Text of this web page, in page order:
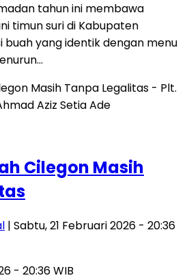
tahun ini membawa
timun suri di Kabupaten
buah yang identik dengan menu
Cilegon Masih
| Sabtu, 21 Februari 2026 - 20:36
- 20:36 WIB